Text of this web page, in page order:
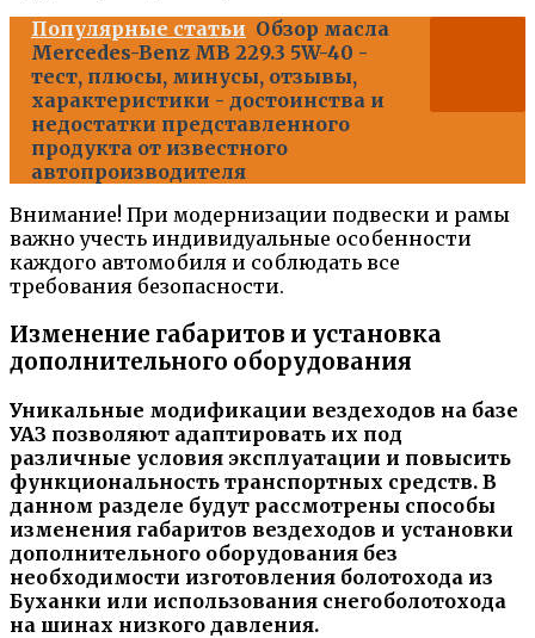
Популярные статьи Обзор масла
Mercedes-Benz MB 229.3 5W-40 -
тест, плюсы, минусы, отзывы,
характеристики - достоинства и
недостатки представленного
продукта от известного
автопроизводителя
Внимание! При модернизации подвески и рамы
важно учесть индивидуальные особенности
каждого автомобиля и соблюдать все
требования безопасности.
Изменение габаритов и установка
дополнительного оборудования
Уникальные модификации вездеходов на базе
УАЗ позволяют адаптировать их под
различные условия эксплуатации и повысить
функциональность транспортных средств. В
данном разделе будут рассмотрены способы
изменения габаритов вездеходов и установки
дополнительного оборудования без
необходимости изготовления болотохода из
Буханки или использования снегоболотохода
на шинах низкого давления.